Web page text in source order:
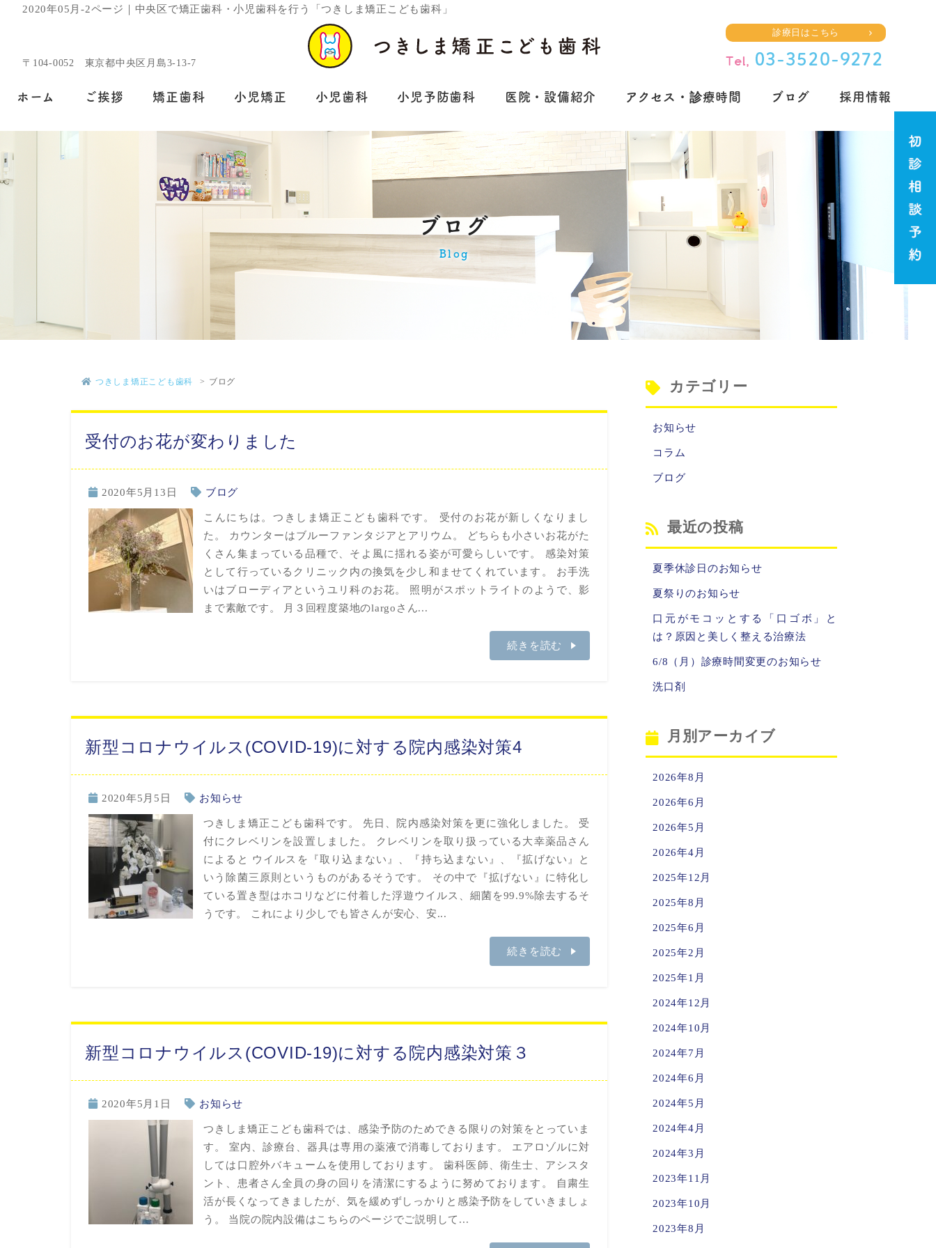
2020年05月-2ページ｜中央区で矯正歯科・小児歯科を行う「つきしま矯正こども歯科」
〒104-0052 東京都中央区月島3-13-7
診療日はこちら
ホーム ご挨拶 矯正歯科 小児矯正 小児歯科 小児予防歯科 医院・設備紹介 アクセス・診療時間 ブログ 採用情報
ブログ
Blog
つきしま矯正こども歯科 ブログ
受付のお花が変わりました
2020年5月13日 ブログ
こんにちは。つきしま矯正こども歯科です。 受付のお花が新しくなりまし
た。 カウンターはブルーファンタジアとアリウム。 どちらも小さいお花がた
くさん集まっている品種で、そよ風に揺れる姿が可愛らしいです。 感染対策
として行っているクリニック内の換気を少し和ませてくれています。 お手洗
いはブローディアというユリ科のお花。 照明がスポットライトのようで、影
まで素敵です。 月３回程度築地のlargoさん...
続きを読む
新型コロナウイルス(COVID-19)に対する院内感染対策4
2020年5月5日 お知らせ
つきしま矯正こども歯科です。 先日、院内感染対策を更に強化しました。 受
付にクレベリンを設置しました。 クレベリンを取り扱っている大幸薬品さん
によると ウイルスを『取り込まない』、『持ち込まない』、『拡げない』と
いう除菌三原則というものがあるそうです。 その中で『拡げない』に特化し
ている置き型はホコリなどに付着した浮遊ウイルス、細菌を99.9%除去するそ
うです。 これにより少しでも皆さんが安心、安...
続きを読む
新型コロナウイルス(COVID-19)に対する院内感染対策３
2020年5月1日 お知らせ
つきしま矯正こども歯科では、感染予防のためできる限りの対策をとっていま
す。 室内、診療台、器具は専用の薬液で消毒しております。 エアロゾルに対
しては口腔外バキュームを使用しております。 歯科医師、衛生士、アシスタ
ント、患者さん全員の身の回りを清潔にするように努めております。 自粛生
活が長くなってきましたが、気を緩めずしっかりと感染予防をしていきましょ
う。 当院の院内設備はこちらのページでご説明して...
カテゴリー
お知らせ
コラム
ブログ
最近の投稿
夏季休診日のお知らせ
夏祭りのお知らせ
口元がモコッとする「口ゴボ」と
は？原因と美しく整える治療法
6/8（月）診療時間変更のお知らせ
洗口剤
月別アーカイブ
2026年8月
2026年6月
2026年5月
2026年4月
2025年12月
2025年8月
2025年6月
2025年2月
2025年1月
2024年12月
2024年10月
2024年7月
2024年6月
2024年5月
2024年4月
2024年3月
2023年11月
2023年10月
2023年8月